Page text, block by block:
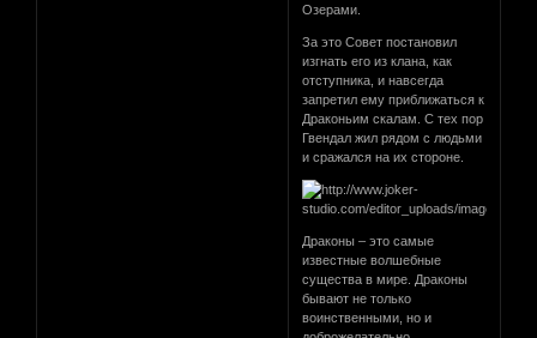
Озерами.
За это Совет постановил
изгнать его из клана, как
отступника, и навсегда
запретил ему приближаться к
Драконьим скалам. С тех пор
Гвендал жил рядом с людьми
и сражался на их стороне.
Драконы – это самые
известные волшебные
существа в мире. Драконы
бывают не только
воинственными, но и